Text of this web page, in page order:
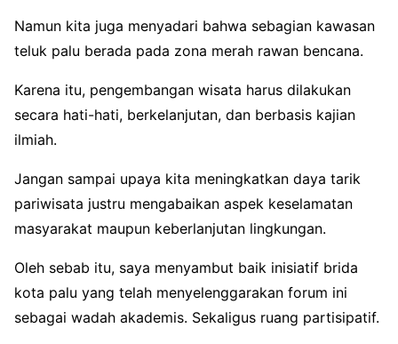
Namun kita juga menyadari bahwa sebagian kawasan
teluk palu berada pada zona merah rawan bencana.
Karena itu, pengembangan wisata harus dilakukan
secara hati-hati, berkelanjutan, dan berbasis kajian
ilmiah.
Jangan sampai upaya kita meningkatkan daya tarik
pariwisata justru mengabaikan aspek keselamatan
masyarakat maupun keberlanjutan lingkungan.
Oleh sebab itu, saya menyambut baik inisiatif brida
kota palu yang telah menyelenggarakan forum ini
sebagai wadah akademis. Sekaligus ruang partisipatif.